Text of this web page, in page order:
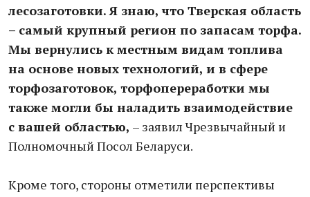
лесозаготовки. Я знаю, что Тверская область
– самый крупный регион по запасам торфа.
Мы вернулись к местным видам топлива
на основе новых технологий, и в сфере
торфозаготовок, торфопереработки мы
также могли бы наладить взаимодействие
с вашей областью, – заявил Чрезвычайный и
Полномочный Посол Беларуси.
Кроме того, стороны отметили перспективы